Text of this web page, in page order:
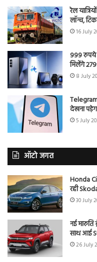
रेल
लॉन्च,
16 July
999 रुपये
मिलेंगे
8 July
देखना
5 July
ऑटो जगत
Honda
रही
30 July
नई
साथ आई
26 July